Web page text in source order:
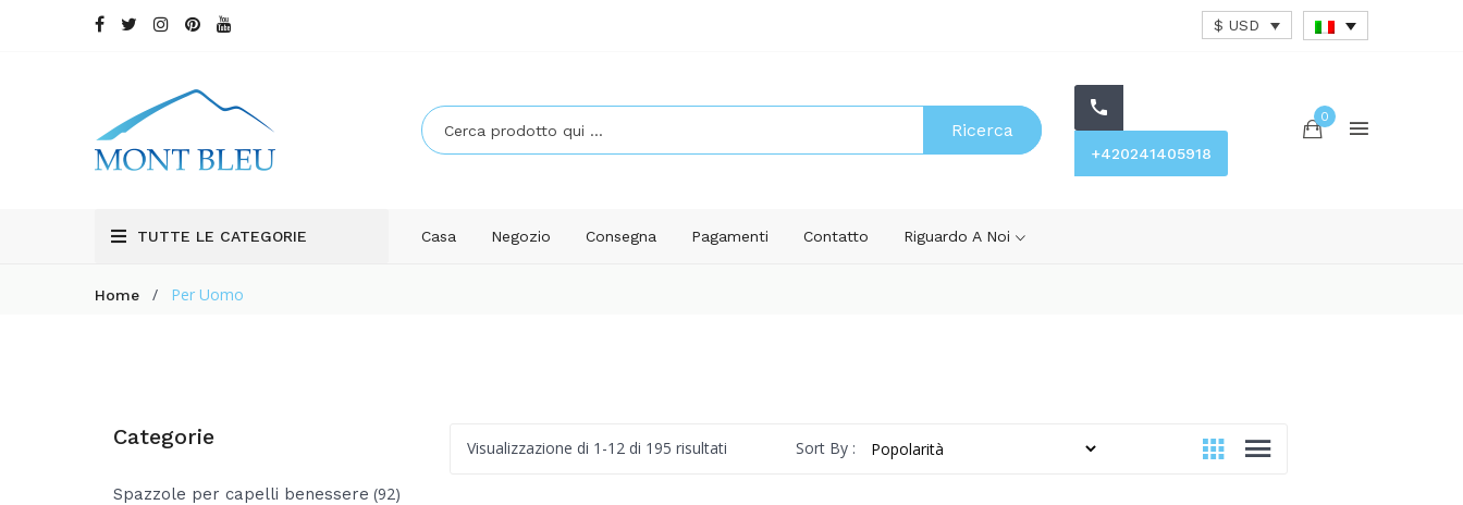
$ USD
Ricerca
+420241405918
0
TUTTE LE CATEGORIE Casa Negozio Consegna Pagamenti Contatto Riguardo A Noi
Home / Per Uomo
Categorie
Spazzole per capelli benessere (92)
Visualizzazione di 1-12 di 195 risultati PopolaritàSort By :